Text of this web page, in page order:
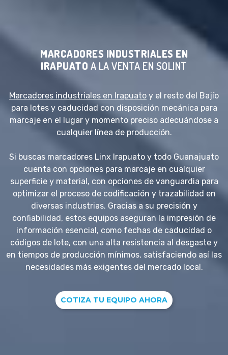
MARCADORES INDUSTRIALES EN
IRAPUATO A LA VENTA EN SOLINT
Marcadores industriales en Irapuato y el resto del Bajío
para lotes y caducidad con disposición mecánica para
marcaje en el lugar y momento preciso adecuándose a
cualquier línea de producción.
Si buscas marcadores Linx Irapuato y todo Guanajuato
cuenta con opciones para marcaje en cualquier
superficie y material, con opciones de vanguardia para
optimizar el proceso de codificación y trazabilidad en
diversas industrias. Gracias a su precisión y
confiabilidad, estos equipos aseguran la impresión de
información esencial, como fechas de caducidad o
códigos de lote, con una alta resistencia al desgaste y
en tiempos de producción mínimos, satisfaciendo así las
necesidades más exigentes del mercado local.
COTIZA TU EQUIPO AHORA